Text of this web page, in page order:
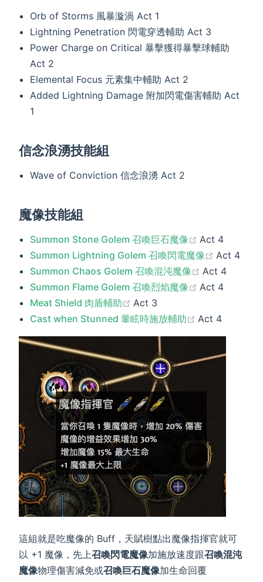
Orb of Storms 風暴漩渦 Act 1
Lightning Penetration 閃電穿透輔助 Act 3
Power Charge on Critical 暴擊獲得暴擊球輔助
Act 2
Elemental Focus 元素集中輔助 Act 2
Added Lightning Damage 附加閃電傷害輔助 Act
1
信念浪湧技能組
Wave of Conviction 信念浪湧 Act 2
魔像技能組
Summon Stone Golem 召喚巨石魔像 (opens new
Act 4
Summon Lightning Golem 召喚閃電魔像
(opens
Act 4
Summon Chaos Golem 召喚混沌魔像
(opens new
Act 4
Summon Flame Golem 召喚烈焰魔像
(opens new
Act 4
Meat Shield 肉盾輔助
(opens new window)
Act 3
Cast when Stunned 暈眩時施放輔助
(opens new
Act 4
這組就是吃魔像的 Buff，天賦樹點出魔像指揮官就可
以 +1 魔像，先上召喚閃電魔像加施放速度跟召喚混沌
魔像物理傷害減免或召喚巨石魔像加生命回覆